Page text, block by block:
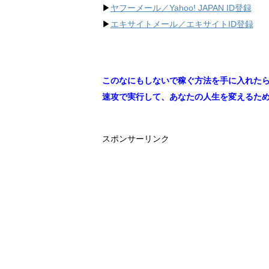
▶︎ ヤフーメール／Yahoo! JAPAN ID登録
▶︎ エキサイトメール／エキサイトID登録
このなにもしないで稼ぐ方法を手に入れたら
速攻で実行して、あなたの人生を変えるた
スポンサーリンク